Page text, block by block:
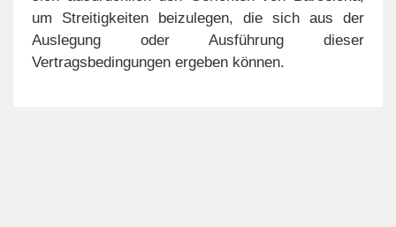
um Streitigkeiten beizulegen, die sich aus der
Auslegung oder Ausführung dieser
Vertragsbedingungen ergeben können.